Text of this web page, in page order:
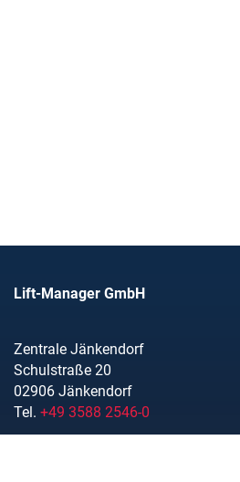
Lift-Manager GmbH
Zentrale Jänkendorf
Schulstraße 20
02906 Jänkendorf
Tel. +49 3588 2546-0